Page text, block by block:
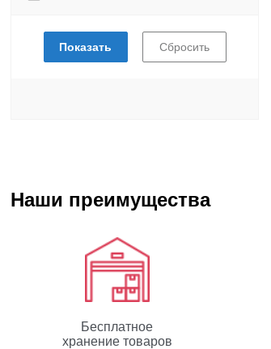
Наши преимущества
Бесплатное
хранение товаров